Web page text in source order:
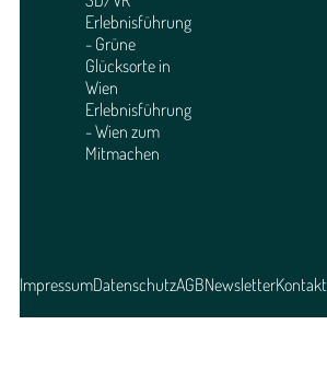
Erlebnisführung
- Grüne
Glücksorte in
Wien
Erlebnisführung
- Wien zum
Mitmachen
ImpressumDatenschutzAGBNewsletterKontakt